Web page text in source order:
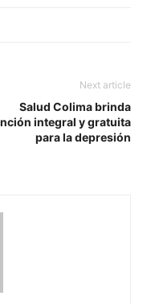
Next article
Salud Colima brinda
integral y gratuita
para la depresión